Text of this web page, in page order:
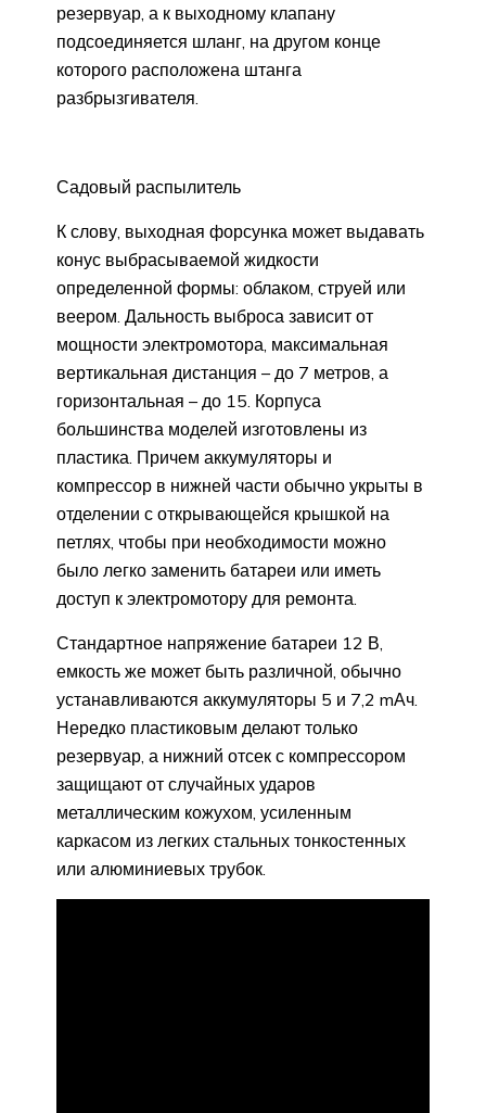
резервуар, а к выходному клапану
подсоединяется шланг, на другом конце
которого расположена штанга
разбрызгивателя.
Садовый распылитель
К слову, выходная форсунка может выдавать
конус выбрасываемой жидкости
определенной формы: облаком, струей или
веером. Дальность выброса зависит от
мощности электромотора, максимальная
вертикальная дистанция – до 7 метров, а
горизонтальная – до 15. Корпуса
большинства моделей изготовлены из
пластика. Причем аккумуляторы и
компрессор в нижней части обычно укрыты в
отделении с открывающейся крышкой на
петлях, чтобы при необходимости можно
было легко заменить батареи или иметь
доступ к электромотору для ремонта.
Стандартное напряжение батареи 12 В,
емкость же может быть различной, обычно
устанавливаются аккумуляторы 5 и 7,2 mАч.
Нередко пластиковым делают только
резервуар, а нижний отсек с компрессором
защищают от случайных ударов
металлическим кожухом, усиленным
каркасом из легких стальных тонкостенных
или алюминиевых трубок.